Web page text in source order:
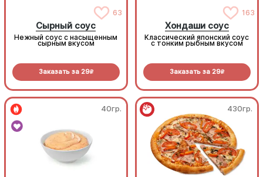
63
Сырный соус
Нежный соус с насыщенным
сырным вкусом
Заказать за 29R
163
Хондаши соус
Классический японский соус
с тонким рыбным вкусом
Заказать за 29R
40гр. 430гр.